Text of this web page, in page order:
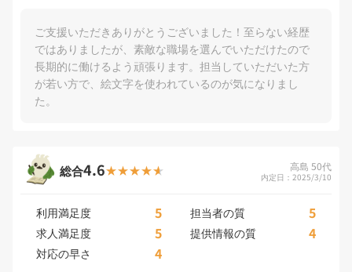
ご支援いただきありがとうございました！至らない経歴
ではありましたが、素敵な職場を選んでいただけたので
長期的に働けるよう頑張ります。担当していただいた方
が若い方で、絵文字を使われているのが気になりまし
た。
総合4.6 高島 50代
内定日：2025/3/10
利用満足度 5 担当者の質 5
求人満足度 5 提供情報の質 4
対応の早さ 4